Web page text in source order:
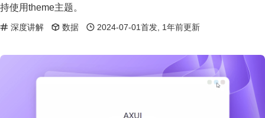
持使用theme主题。
深度讲解 数据 2024-07-01首发, 1年前更新